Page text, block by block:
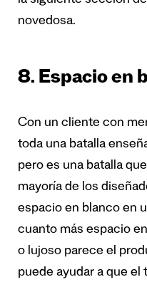
novedosa.
8. Espacio en
Con un cliente con
toda una batalla
pero es una batalla
mayoría de los
espacio en blanco en
cuanto más espacio
o lujoso parece el
puede ayudar a que